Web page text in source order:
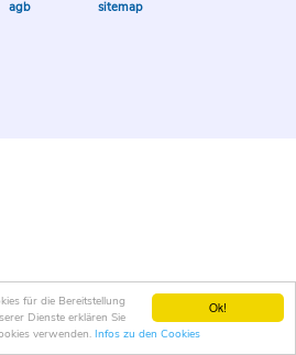
Ok!
für die Bereitstellung
Dienste erklären Sie
verwenden. Infos zu den Cookies
agb sitemap